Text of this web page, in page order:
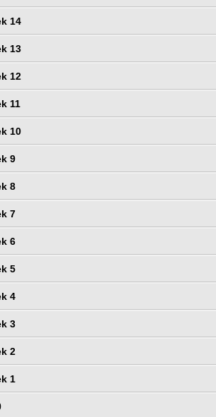
14
13
12
11
10
9
8
7
6
5
4
3
2
1